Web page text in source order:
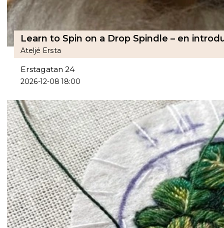
Learn to Spin on a Drop Spindle – en
Ateljé Ersta
Erstagatan 24
2026-12-08 18:00